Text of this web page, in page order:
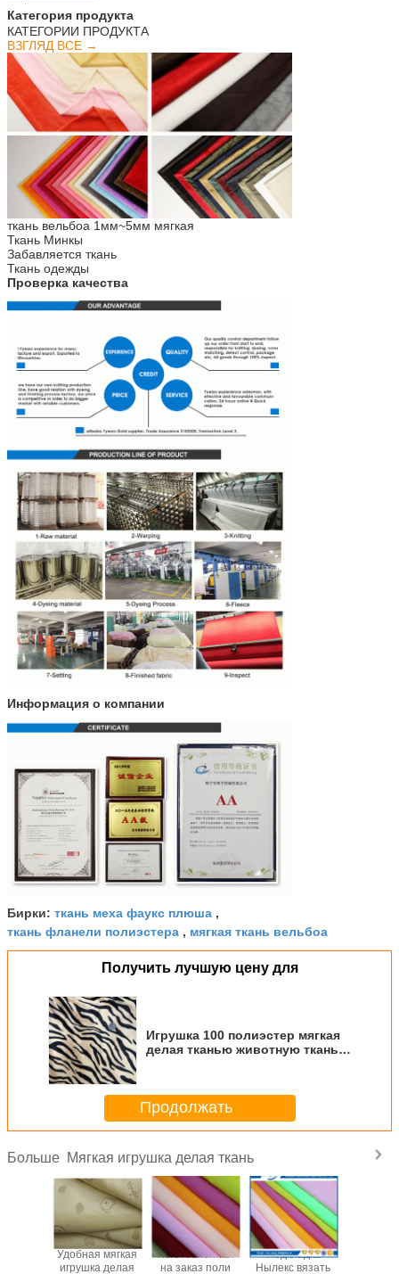
Категория продукта
КАТЕГОРИИ ПРОДУКТА
ВЗГЛЯД ВСЕ →
ткань вельбоа 1мм~5мм мягкая
Ткань Минкы
Забавляется ткань
Ткань одежды
Проверка качества
Информация о компании
Бирки: ткань меха фаукс плюша ,
ткань фланели полиэстера , мягкая ткань вельбоа
Получить лучшую цену для
Игрушка 100 полиэстер мягкая
делая тканью животную ткань
Продолжать
Больше Мягкая игрушка делая ткань
Удобная мягкая
игрушка делая
Изготовленная
на заказ поли
Подкладка
Нылекс вязать